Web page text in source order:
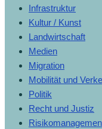
Infrastruktur
Kultur / Kunst
Landwirtschaft
Medien
Migration
Mobilität und
Politik
Recht und Justiz